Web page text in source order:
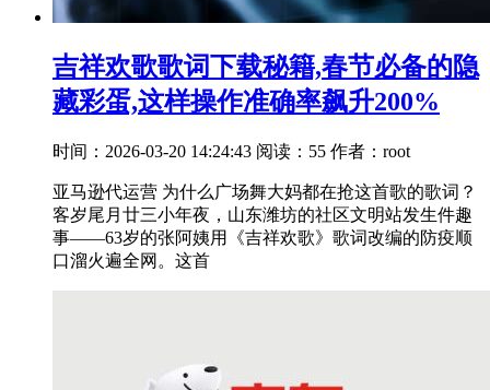
吉祥欢歌歌词下载秘籍,春节必备的隐
藏彩蛋,这样操作准确率飙升200%
时间：2026-03-20 14:24:43 阅读：55 作者：root
亚马逊代运营 为什么广场舞大妈都在抢这首歌的歌词？
客岁尾月廿三小年夜，山东潍坊的社区文明站发生件趣
事——63岁的张阿姨用《吉祥欢歌》歌词改编的防疫顺
口溜火遍全网。这首